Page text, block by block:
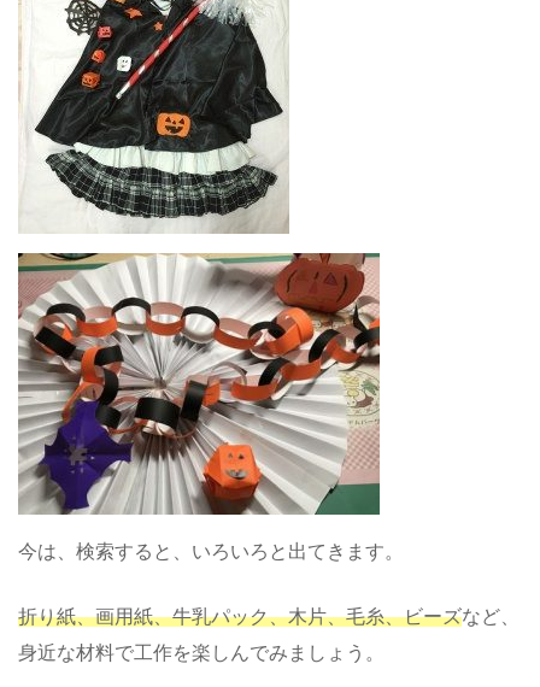
今は、検索すると、いろいろと出てきます。
折り紙、画用紙、牛乳パック、木片、毛糸、ビーズなど、
身近な材料で工作を楽しんでみましょう。